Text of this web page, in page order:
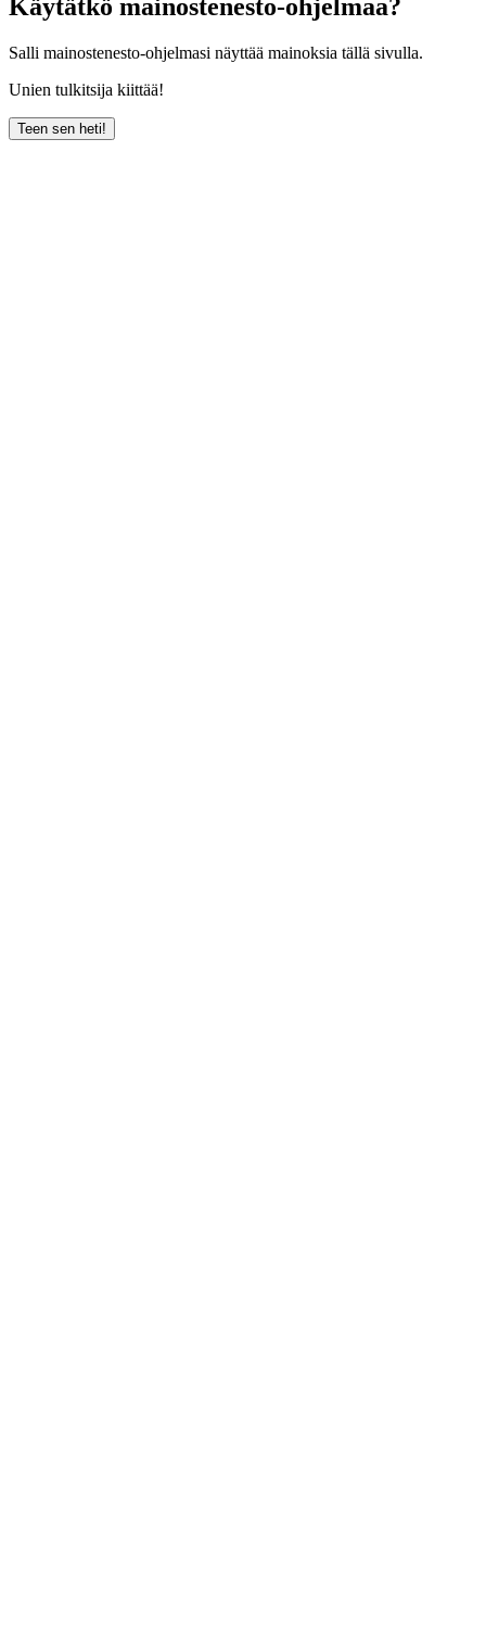
Käytätkö mainostenesto-ohjelmaa?
Salli mainostenesto-ohjelmasi näyttää mainoksia tällä sivulla.
Unien tulkitsija kiittää!
Teen sen heti!